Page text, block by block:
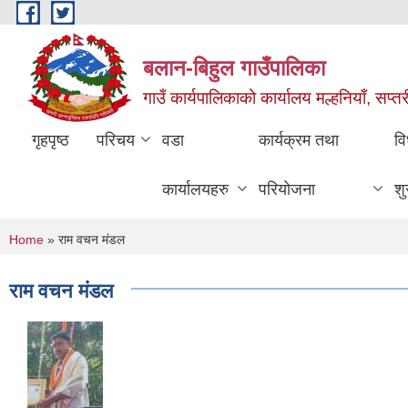
Skip to main content
बलान-बिहुल गाउँपालिका
गाउँ कार्यपालिकाको कार्यालय मल्हनियाँ,
गृहपृष्ठ परिचय वडा
कार्यालयहरु
कार्यक्रम तथा
परियोजना
You are here
Home » राम वचन मंडल
राम वचन मंडल